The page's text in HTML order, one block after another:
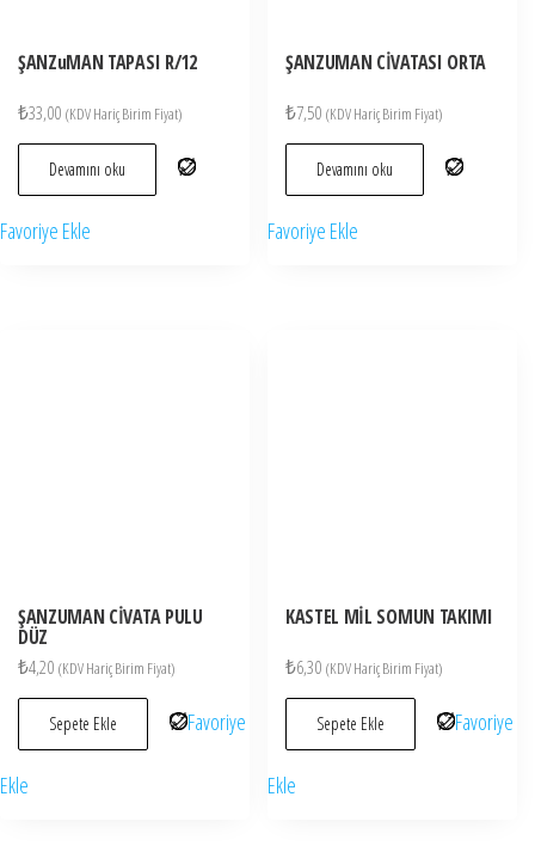
ŞANZuMAN TAPASI R/12
₺33,00 (KDV Hariç Birim Fiyat)
Devamını oku
Favoriye Ekle
ŞANZUMAN CİVATASI ORTA
₺7,50 (KDV Hariç Birim Fiyat)
Devamını oku
Favoriye Ekle
ŞANZUMAN CİVATA PULU
DÜZ
₺4,20 (KDV Hariç Birim Fiyat)
Sepete Ekle Favoriye
Ekle
KASTEL MİL SOMUN TAKIMI
₺6,30 (KDV Hariç Birim Fiyat)
Sepete Ekle Favoriye
Ekle